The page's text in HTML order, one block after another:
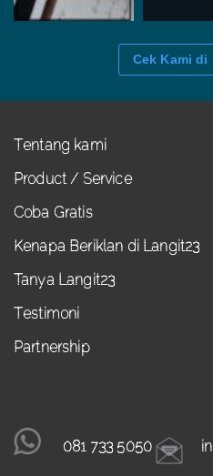
Cek Kami di
Tentang kami
Product / Service
Coba Gratis
Kenapa Beriklan di Langit23
Tanya Langit23
Testimoni
Partnership
081 733 5050